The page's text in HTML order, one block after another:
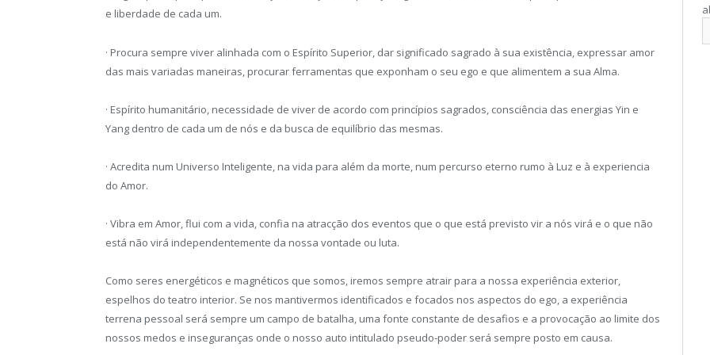
e liberdade de cada um.
· Procura sempre viver alinhada com o Espírito Superior, dar significado sagrado à sua existência, expressar amor
das mais variadas maneiras, procurar ferramentas que exponham o seu ego e que alimentem a sua Alma.
· Espírito humanitário, necessidade de viver de acordo com princípios sagrados, consciência das energias Yin e
Yang dentro de cada um de nós e da busca de equilíbrio das mesmas.
· Acredita num Universo Inteligente, na vida para além da morte, num percurso eterno rumo à Luz e à experiencia
do Amor.
· Vibra em Amor, flui com a vida, confia na atracção dos eventos que o que está previsto vir a nós virá e o que não
está não virá independentemente da nossa vontade ou luta.
Como seres energéticos e magnéticos que somos, iremos sempre atrair para a nossa experiência exterior,
espelhos do teatro interior. Se nos mantivermos identificados e focados nos aspectos do ego, a experiência
terrena pessoal será sempre um campo de batalha, uma fonte constante de desafios e a provocação ao limite dos
nossos medos e inseguranças onde o nosso auto intitulado pseudo-poder será sempre posto em causa.